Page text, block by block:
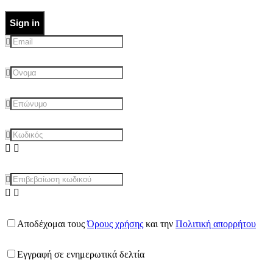
Sign in
Αποδέχομαι τουςΌρους χρήσης και την Πολιτική απορρήτου
Εγγραφή σε ενημερωτικά δελτία